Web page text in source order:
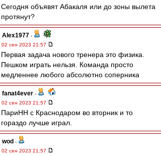
Сегодня объявят Абакаля или до зоны вылета
протянут?
Alex1977 -
02 сен 2023 21:57
Первая задача нового тренера это физика.
Пешком играть нельзя. Команда просто
медленнее любого абсолютно соперника
fanat4ever -
02 сен 2023 21:57
ПариНН с Краснодаром во вторник и то
гораздо лучше играл.
wod -
02 сен 2023 21:57